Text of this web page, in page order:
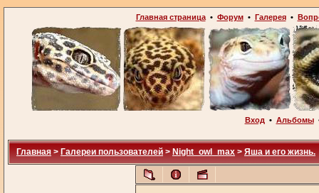
Главная страница• Форум• Галерея•
Вход • Альбомы
Главная > Галереи пользователей > Night_owl_max > Яша и его жизнь.